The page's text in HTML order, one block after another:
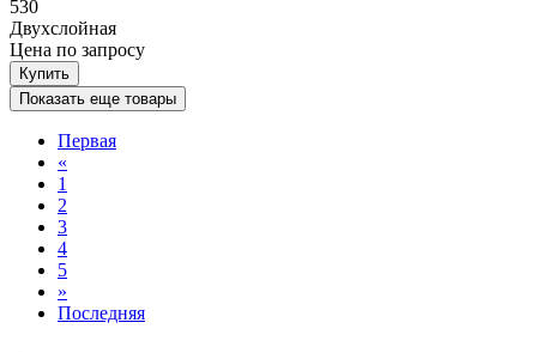
530
Двухслойная
Цена по запросу
Купить
Показать еще товары
Первая
«
1
2
3
4
5
»
Последняя